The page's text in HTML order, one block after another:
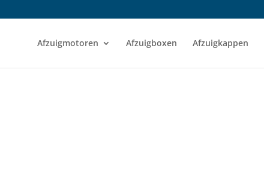
Afzuigmotoren Afzuigboxen Afzuigkappen